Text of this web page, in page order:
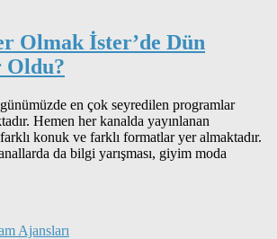
Olmak İster’de Dün
Oldu?
günümüzde en çok seyredilen programlar
Hemen her kanalda yayınlanan
konuk ve farklı formatlar yer almaktadır.
da bilgi yarışması, giyim moda
Ajansları